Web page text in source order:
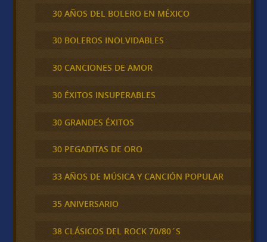
30 AÑOS DEL BOLERO EN MÉXICO
30 BOLEROS INOLVIDABLES
30 CANCIONES DE AMOR
30 ÉXITOS INSUPERABLES
30 GRANDES ÉXITOS
30 PEGADITAS DE ORO
33 AÑOS DE MÚSICA Y CANCIÓN POPULAR
35 ANIVERSARIO
38 CLÁSICOS DEL ROCK 70/80´S